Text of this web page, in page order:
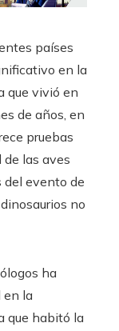
países
en la
que vivió en
de años, en
pruebas
las aves
del evento de
no
ha
en la
que habitó la